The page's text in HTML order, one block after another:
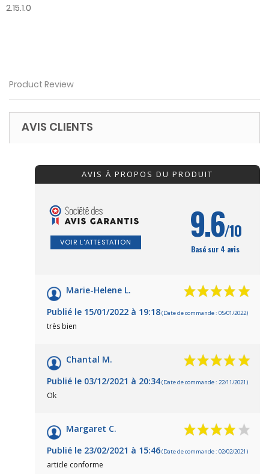
2.15.1.0
Product Review
AVIS CLIENTS
AVIS À PROPOS DU PRODUIT
VOIR L'ATTESTATION 9.6/10
Basé sur 4 avis
Marie-Helene L.
Publié le 15/01/2022 à 19:18(Date de commande : 05/01/2022)
très bien
Chantal M.
Publié le 03/12/2021 à 20:34(Date de commande : 22/11/2021)
Ok
Margaret C.
Publié le 23/02/2021 à 15:46(Date de commande : 02/02/2021)
article conforme